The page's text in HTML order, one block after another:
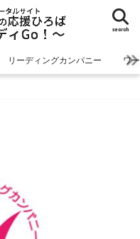
search
リーディングカンパニー ワ